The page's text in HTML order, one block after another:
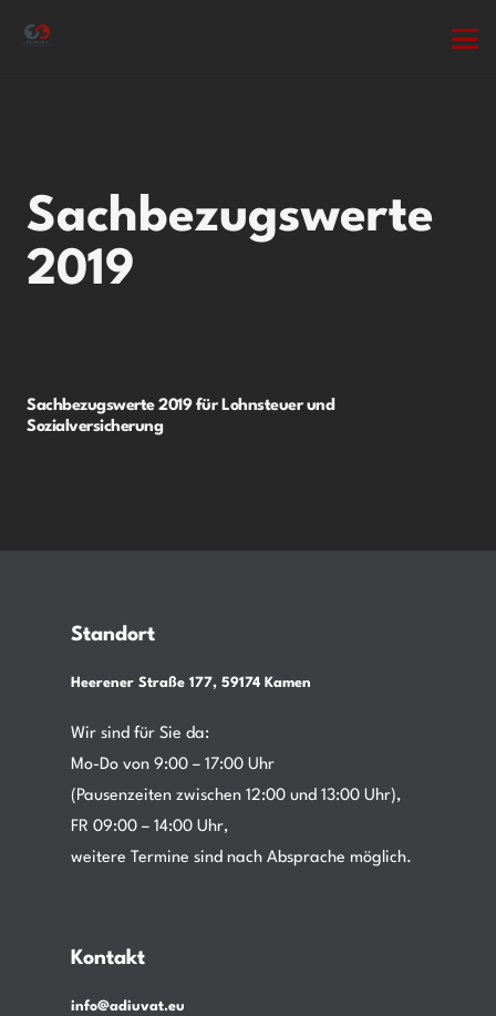
Sachbezugswerte
2019
Sachbezugswerte 2019 für Lohnsteuer und
Sozialversicherung
Standort
Heerener Straße 177, 59174 Kamen
Wir sind für Sie da:
Mo-Do von 9:00 – 17:00 Uhr
(Pausenzeiten zwischen 12:00 und 13:00 Uhr),
FR 09:00 – 14:00 Uhr,
weitere Termine sind nach Absprache möglich.
Kontakt
info@adiuvat.eu